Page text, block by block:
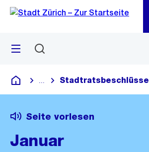
Navigation
Sprunglink
Menü
Deutsch
Blende alle Breadcrumbs ein
Stadtratsbeschlüsse
Seite vorlesen
Januar